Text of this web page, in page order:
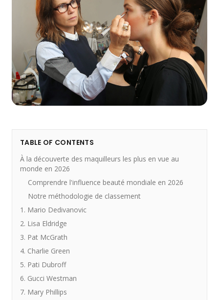
TABLE OF CONTENTS
À la découverte des maquilleurs les plus en vue au
monde en 2026
Comprendre l'influence beauté mondiale en 2026
Notre méthodologie de classement
1. Mario Dedivanovic
2. Lisa Eldridge
3. Pat McGrath
4. Charlie Green
5. Pati Dubroff
6. Gucci Westman
7. Mary Phillips